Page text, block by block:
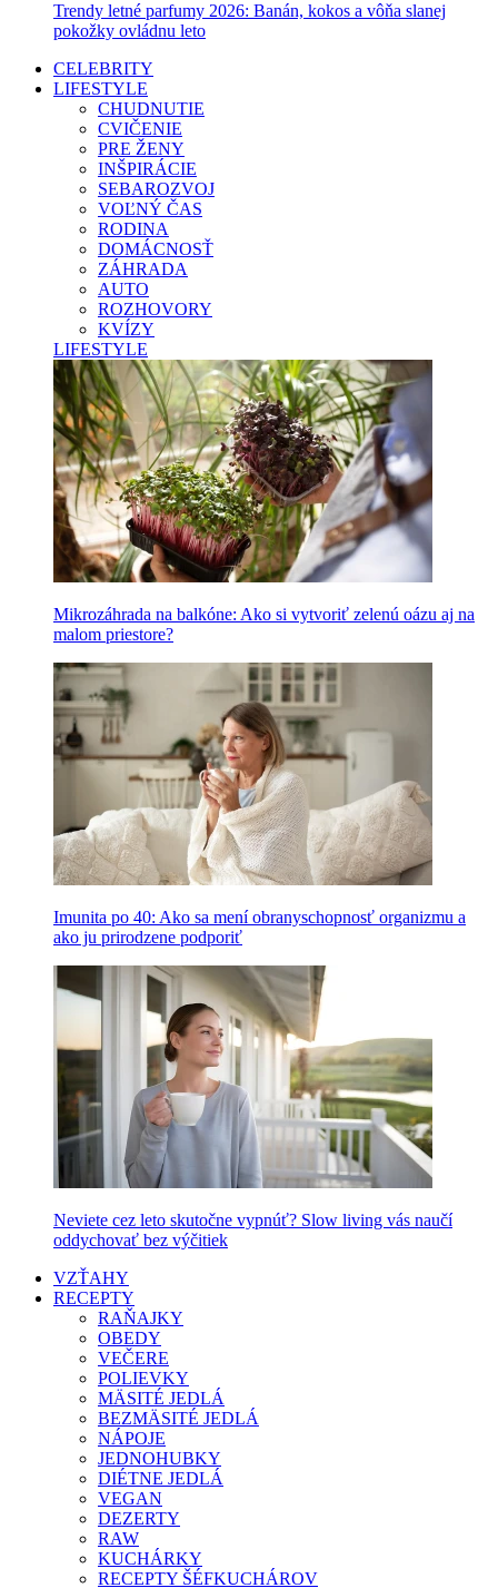
Trendy letné parfumy 2026: Banán, kokos a vôňa slanej
pokožky ovládnu leto
CELEBRITY
LIFESTYLE
CHUDNUTIE
CVIČENIE
PRE ŽENY
INŠPIRÁCIE
SEBAROZVOJ
VOĽNÝ ČAS
RODINA
DOMÁCNOSŤ
ZÁHRADA
AUTO
ROZHOVORY
KVÍZY
LIFESTYLE
Mikrozáhrada na balkóne: Ako si vytvoriť zelenú oázu aj na
malom priestore?
Imunita po 40: Ako sa mení obranyschopnosť organizmu a
ako ju prirodzene podporiť
Neviete cez leto skutočne vypnúť? Slow living vás naučí
oddychovať bez výčitiek
VZŤAHY
RECEPTY
RAŇAJKY
OBEDY
VEČERE
POLIEVKY
MÄSITÉ JEDLÁ
BEZMÄSITÉ JEDLÁ
NÁPOJE
JEDNOHUBKY
DIÉTNE JEDLÁ
VEGAN
DEZERTY
RAW
KUCHÁRKY
RECEPTY ŠÉFKUCHÁROV